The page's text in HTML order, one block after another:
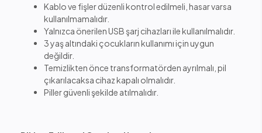
Kablo ve fişler düzenli kontrol edilmeli, hasar varsa
kullanılmamalıdır.
Yalnızca önerilen USB şarj cihazları ile kullanılmalıdır.
3 yaş altındaki çocukların kullanımı için uygun
değildir.
Temizlikten önce transformatörden ayrılmalı, pil
çıkarılacaksa cihaz kapalı olmalıdır.
Piller güvenli şekilde atılmalıdır.